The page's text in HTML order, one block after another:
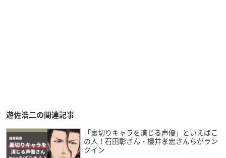
遊佐浩二の関連記事
「裏切りキャラを演じる声優」といえばこ
の人！石田彰さん・櫻井孝宏さんらがラン
クイン